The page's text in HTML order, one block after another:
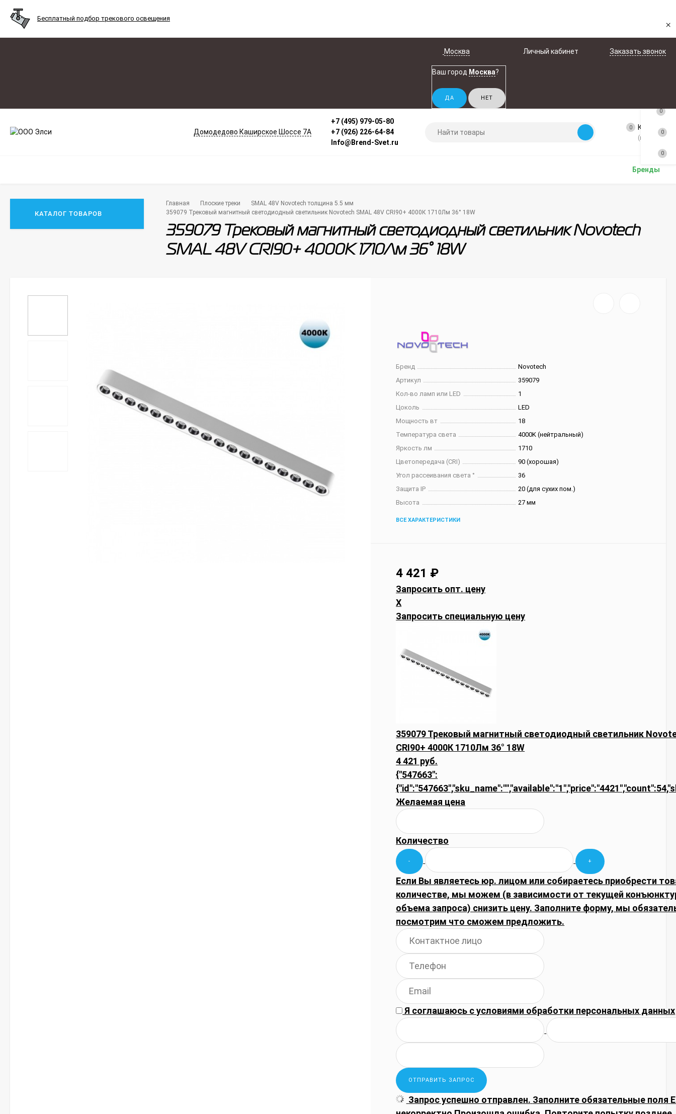
Бесплатный подбор трекового освещения
×
Москва
Ваш город Москва?
Личный кабинет Заказать звонок
Домодедово Каширское Шоссе 7А
+7 (495) 979-05-80
+7 (926) 226-64-84
Info@Brend-Svet.ru
0 Корзина
(пусто)
Бренды
КАТАЛОГ ТОВАРОВ
Главная Плоские треки
SMAL 48V Novotech толщина 5.5 мм
359079 Трековый магнитный светодиодный светильник Novotech SMAL 48V CRI90+ 4000К 1710Лм 36° 18W
359079 Трековый магнитный светодиодный светильник Novotech
SMAL 48V CRI90+ 4000К 1710Лм 36° 18W
Бренд
Novotech
Артикул
359079
Кол-во ламп или LED
1
Цоколь
LED
Мощность вт
18
Температура света
4000K (нейтральный)
Яркость лм
1710
Цветопередача (CRI)
90 (хорошая)
Угол рассеивания света °
36
Защита IP
20 (для сухих пом.)
Высота
27 мм
ВСЕ ХАРАКТЕРИСТИКИ
4 421 ₽
Запросить опт. цену
X
Запросить специальную цену
359079 Трековый магнитный светодиодный светильник
CRI90+ 4000К 1710Лм 36° 18W
4 421 руб.
{"547663":
Желаемая цена
Количество
Если Вы являетесь юр. лицом или собираетесь приобрести
количестве, мы можем (в зависимости от текущей
объема запроса) снизить цену. Заполните форму, мы
посмотрим что сможем предложить.
Я соглашаюсь сусловиями обработки персональных данных
Запрос успешно отправлен. Заполните обязательные поля
0
0
0